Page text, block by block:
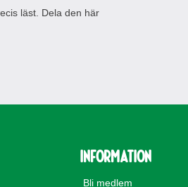
läst. Dela den här
Information
Bli medlem